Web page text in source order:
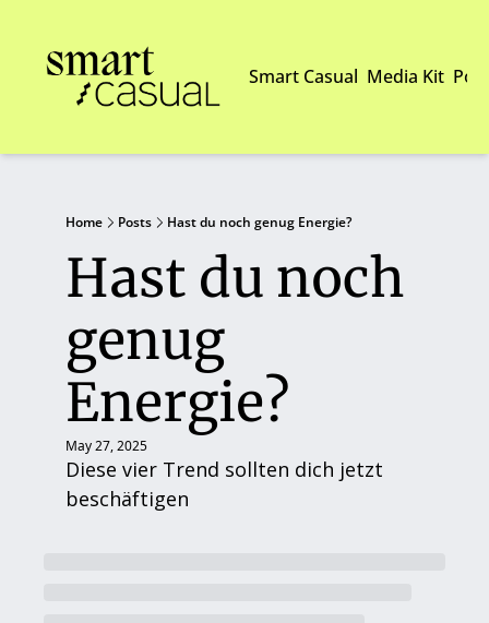
Smart Casual Media Kit
Home Posts Hast du noch genug Energie?
Hast du noch
genug
Energie?
May 27, 2025
Diese vier Trend sollten dich jetzt
beschäftigen